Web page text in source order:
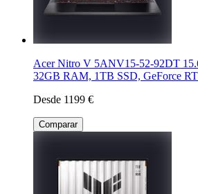
Acer Nitro V 5ANV15-52-92DT
32GB RAM, 1TB SSD, GeForce
Desde 1199 €
Comparar